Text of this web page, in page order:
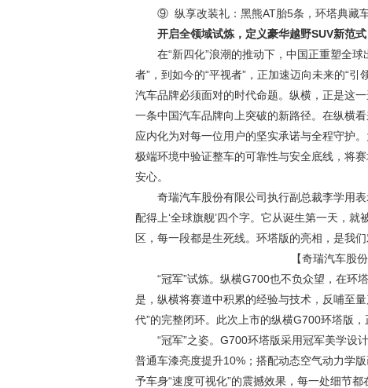
⑨ 纵享改装礼：黑熊AT胎5条，环塔典藏
开启全领域试炼 ， 定义豪华越野SUV新范式
在“新四化”浪潮的推动下，中国正重塑全
者”，到如今的“平视者”，正加速迈向未来的“
汽车品牌必须面对的时代命题。纵横，正是这
一条中国汽车品牌向上突破的新路径。在纵横
应内化为对每一位用户的坚实承诺与全程守护
极端环境中验证整车的可靠性与安全底线，将
安心。
奇瑞汽车股份有限公司执行副总裁李学用
配得上‘全球旗舰’四个字。它从诞生第一天，
区，每一段都是生死线。环塔版的亮相，是我
【奇瑞汽车股
“冠军”试炼。纵横G700也不负众望，在环
是，纵横将赛道中积累的经验与技术，反哺至
代”的完整闭环。此次上市的纵横G700环塔版，
“冠军”之姿。G700环塔版采用冠军美学设
普通车漆亮度提升10%；搭配动态空气动力学
予车身“速度可视化”的震撼效果，每一处细节都